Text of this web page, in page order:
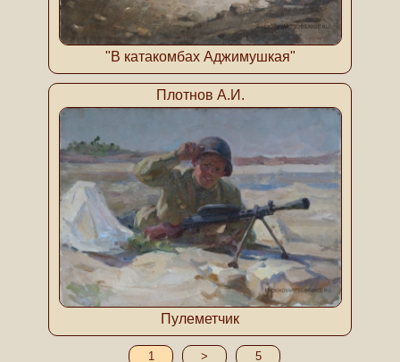
"В катакомбах Аджимушкая"
Плотнов А.И.
Пулеметчик
1 > 5